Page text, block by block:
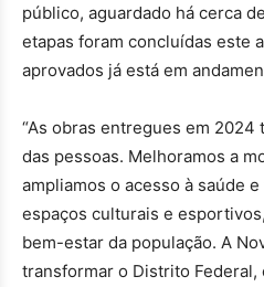
público, aguardado há cerca
etapas foram concluídas este
aprovados já está em
“As obras entregues em
das pessoas. Melhoramos a
ampliamos o acesso à saúde
espaços culturais e
bem-estar da população. A
transformar o Distrito Federal,